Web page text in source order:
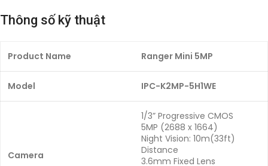
Thông số kỹ thuật
Product Name Ranger Mini 5MP
Model IPC-K2MP-5H1WE
Camera
1/3” Progressive CMOS
5MP (2688 x 1664)
Night Vision: 10m(33ft)
Distance
3.6mm Fixed Lens